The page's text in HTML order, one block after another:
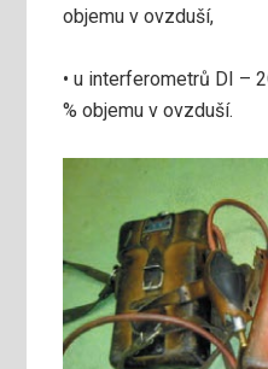
objemu v ovzduší,
• u interferometrů DI –
% objemu v ovzduší.